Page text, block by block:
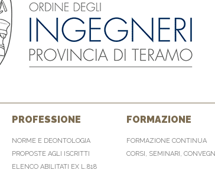
PROFESSIONE
NORME E DEONTOLOGIA
PROPOSTE AGLI ISCRITTI
ELENCO ABILITATI EX L.818
FORMAZIONE
FORMAZIONE CONTINUA
CORSI, SEMINARI, CONVEGNI